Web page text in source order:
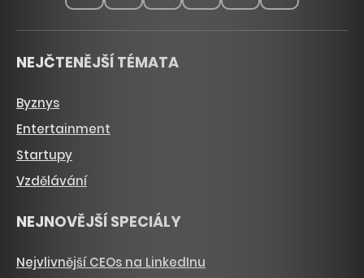
NEJČTENĚJŠÍ TÉMATA
Byznys
Entertainment
Startupy
Vzdělávání
NEJNOVĚJŠÍ SPECIÁLY
Nejvlivnější CEOs na LinkedInu